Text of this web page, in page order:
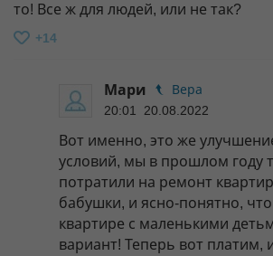
то! Все ж для людей, или не так?
+14
Мари
Вера
20:01 20.08.2022
Вот именно, это же
условий, мы в прошлом году
потратили на ремонт
бабушки, и ясно-понятно, что
квартире с маленькими
вариант! Теперь вот платим,